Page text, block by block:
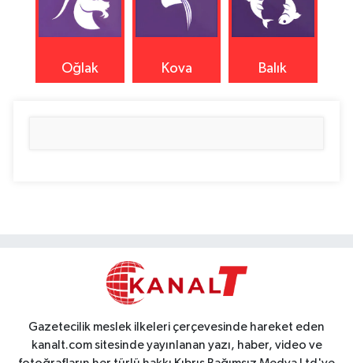
Oğlak Kova Balık
Gazetecilik meslek ilkeleri çerçevesinde hareket eden
kanalt.com sitesinde yayınlanan yazı, haber, video ve